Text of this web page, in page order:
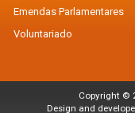
Emendas Parlamentares
Voluntariado
Copyright ©
Design and